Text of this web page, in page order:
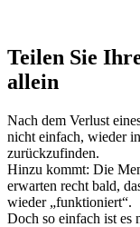
Teilen Sie
allein
Nach dem Verlust
nicht einfach, wieder
zurückzufinden.
Hinzu kommt: Die
erwarten recht bald,
wieder „funktioniert“.
Doch so einfach ist es